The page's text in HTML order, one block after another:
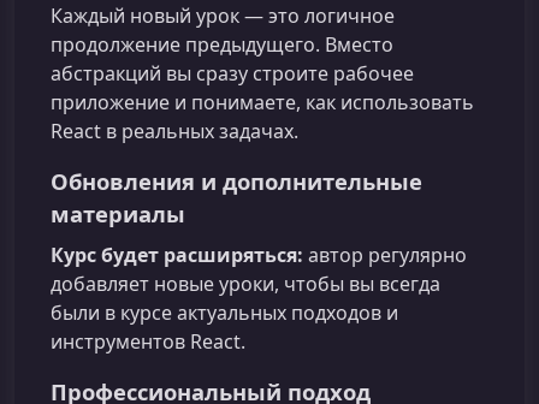
Каждый новый урок — это логичное
продолжение предыдущего. Вместо
абстракций вы сразу строите рабочее
приложение и понимаете, как использовать
React в реальных задачах.
Обновления и дополнительные
материалы
Курс будет расширяться: автор регулярно
добавляет новые уроки, чтобы вы всегда
были в курсе актуальных подходов и
инструментов React.
Профессиональный подход